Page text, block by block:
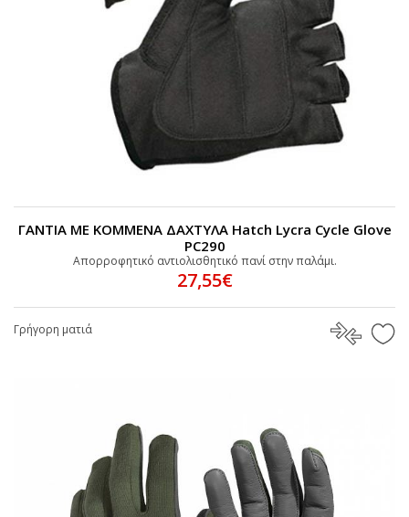
ΓΑΝΤΙΑ ΜΕ ΚΟΜΜΕΝΑ ΔΑΧΤΥΛΑ Hatch Lycra Cycle Glove
PC290
Απορροφητικό αντιολισθητικό πανί στην παλάμι.
27,55€
Γρήγορη ματιά